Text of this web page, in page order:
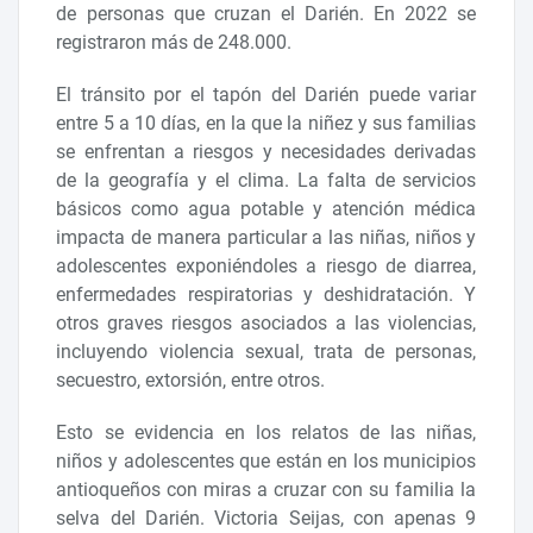
de personas que cruzan el Darién. En 2022 se
registraron más de 248.000.
El tránsito por el tapón del Darién puede variar
entre 5 a 10 días, en la que la niñez y sus familias
se enfrentan a riesgos y necesidades derivadas
de la geografía y el clima. La falta de servicios
básicos como agua potable y atención médica
impacta de manera particular a las niñas, niños y
adolescentes exponiéndoles a riesgo de diarrea,
enfermedades respiratorias y deshidratación. Y
otros graves riesgos asociados a las violencias,
incluyendo violencia sexual, trata de personas,
secuestro, extorsión, entre otros.
Esto se evidencia en los relatos de las niñas,
niños y adolescentes que están en los municipios
antioqueños con miras a cruzar con su familia la
selva del Darién. Victoria Seijas, con apenas 9